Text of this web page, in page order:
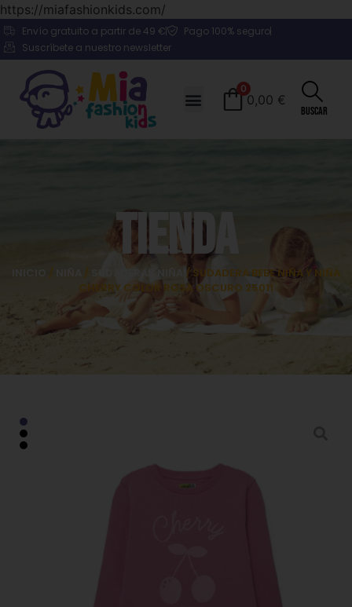
https://miafashionkids.com/
Envío gratuito a partir de 49 €
Pago 100% seguro
Suscríbete a nuestro newsletter
0
0,00 €
Buscar
Tienda
/ /
/ SUDADERA BEBE NIÑA Y NIÑA
CHERRY COLOR ROSA OSCURO 25011